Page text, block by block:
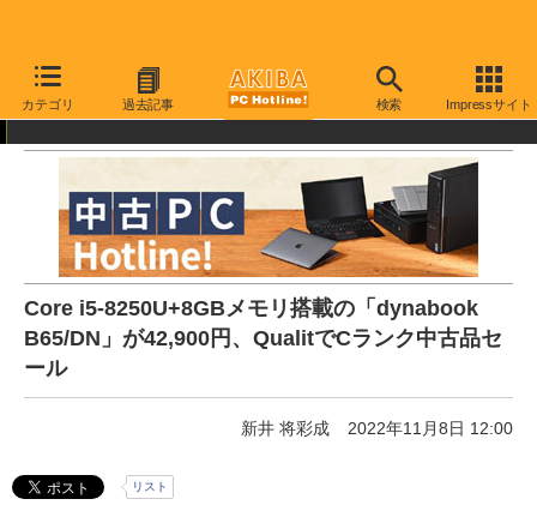
カテゴリ 過去記事 検索 Impressサイト
AKIBA PC Hotline! 中古・リユース品 中古パソコン
Core i5-8250U+8GBメモリ搭載の「dynabook
B65/DN」が42,900円、QualitでCランク中古品セ
ール
新井 将彩成 2022年11月8日 12:00
リスト